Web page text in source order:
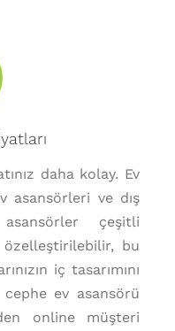
daha kolay. Ev
asansörleri ve dış
çeşitli
bu
iç tasarımını
ev asansörü
online müşteri